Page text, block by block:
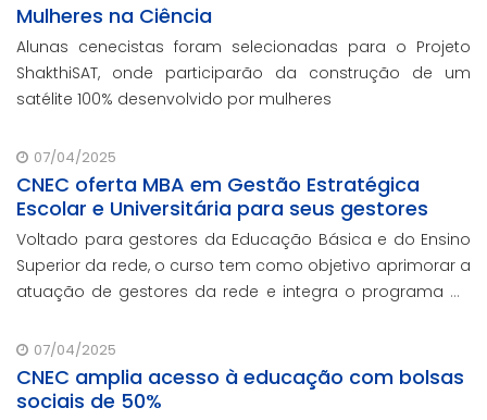
Mulheres na Ciência
Alunas cenecistas foram selecionadas para o Projeto
ShakthiSAT, onde participarão da construção de um
satélite 100% desenvolvido por mulheres
07/04/2025
CNEC oferta MBA em Gestão Estratégica
Escolar e Universitária para seus gestores
Voltado para gestores da Educação Básica e do Ensino
Superior da rede, o curso tem como objetivo aprimorar a
atuação de gestores da rede e integra o programa de
contando com o oferecimento gratuito da Re
07/04/2025
CNEC amplia acesso à educação com bolsas
sociais de 50%